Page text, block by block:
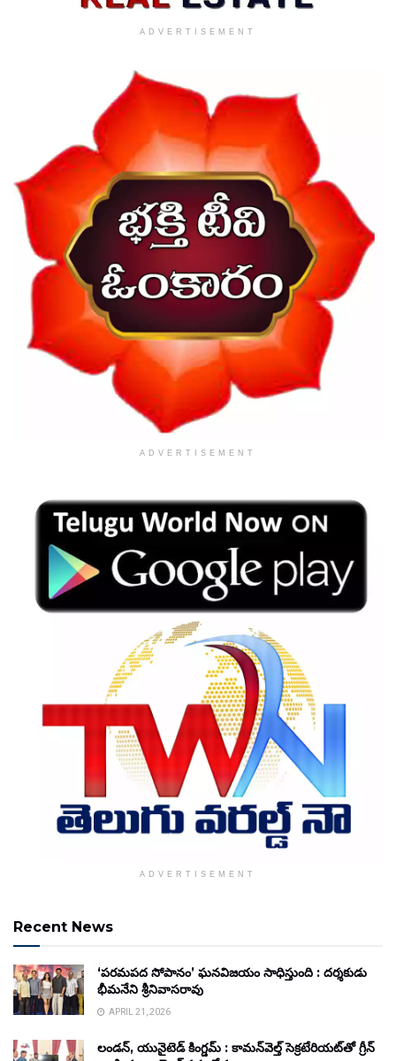
ADVERTISEMENT
ADVERTISEMENT
ADVERTISEMENT
Recent News
‘పరమపద సోపానం’ ఘనవిజయం సాధిస్తుంది : దర్శకుడు
భీమనేని శ్రీనివాసరావు
APRIL 21, 2026
లండన్, యునైటెడ్ కింగ్డమ్ : కామన్‌వెల్త్ సెక్రటేరియట్‌తో గ్రీన్